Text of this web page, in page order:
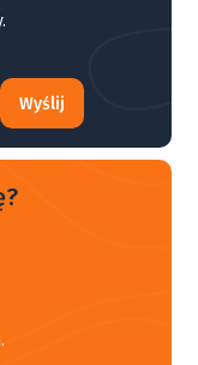
Wyślij